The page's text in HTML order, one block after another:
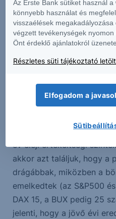
Forrás:
Ha az aktuális értékeket
év eleji értékeltségi
akkor azt találjuk, hogy a
drágábbak, miközben a
emelkedtek (az S&P500
DAX 15, a BUX pedig 25
jelenti, hogy a jövő évi
Az Erste Bank sütiket használ
könnyebb használat és
visszaélések
végzett tevékenységek
Önt érdeklő ajánlatokról
Részletes süti tájékoztató
Elfogadom a